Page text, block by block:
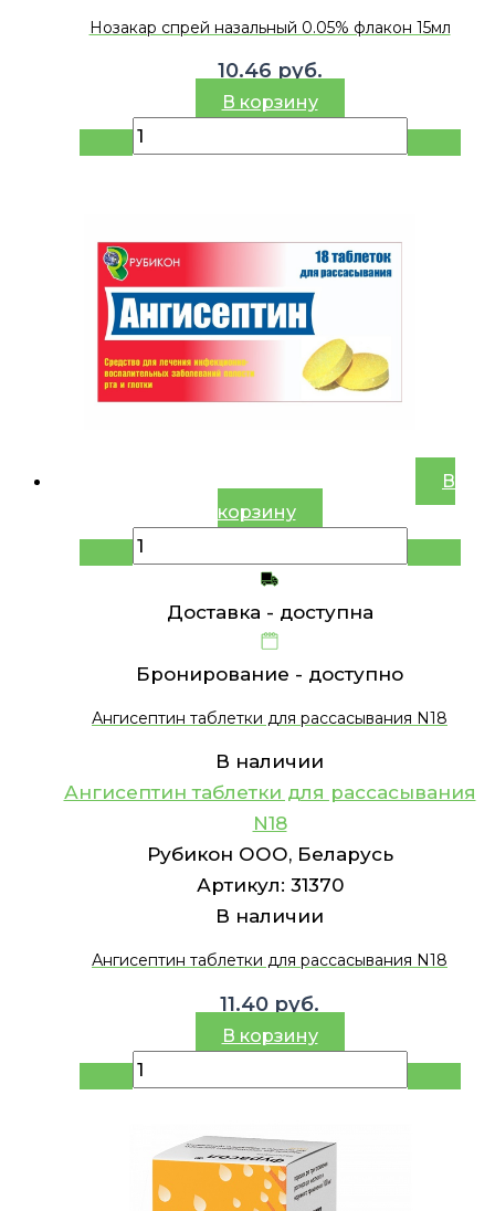
Нозакар спрей назальный 0.05% флакон 15мл
10.46 руб.
В корзину
В
корзину
Доставка - доступна
Бронирование - доступно
Ангисептин таблетки для рассасывания N18
В наличии
Ангисептин таблетки для рассасывания
N18
Рубикон ООО, Беларусь
Артикул: 31370
В наличии
Ангисептин таблетки для рассасывания N18
11.40 руб.
В корзину